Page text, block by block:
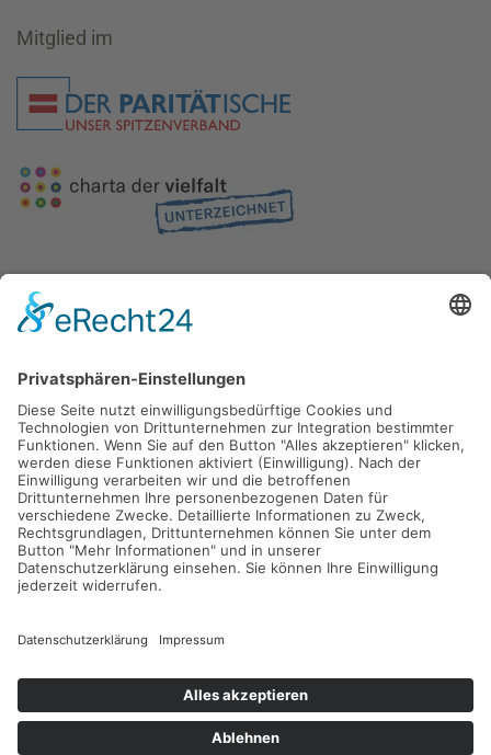
Mitglied im
Gefördert durch die
Freie und Hansestadt Hamburg
SUCHT.HAMBURG gGmbH
Datenschutz Impressum Sitemap